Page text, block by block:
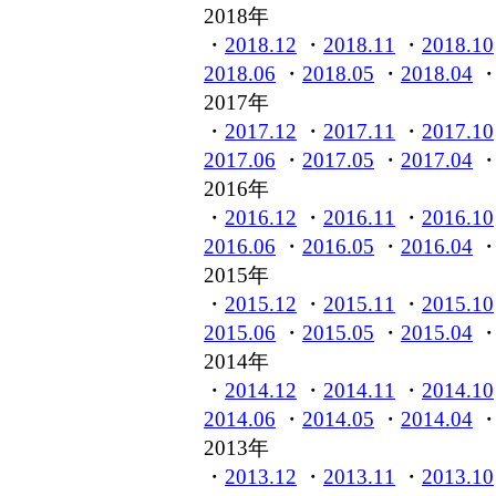
2018年
・ 2018.12 ・ 2018.11 ・ 2018.10
2018.06 ・ 2018.05 ・ 2018.04
2017年
・ 2017.12 ・ 2017.11 ・ 2017.10
2017.06 ・ 2017.05 ・ 2017.04
2016年
・ 2016.12 ・ 2016.11 ・ 2016.10
2016.06 ・ 2016.05 ・ 2016.04
2015年
・ 2015.12 ・ 2015.11 ・ 2015.10
2015.06 ・ 2015.05 ・ 2015.04
2014年
・ 2014.12 ・ 2014.11 ・ 2014.10
2014.06 ・ 2014.05 ・ 2014.04
2013年
・ 2013.12 ・ 2013.11 ・ 2013.10